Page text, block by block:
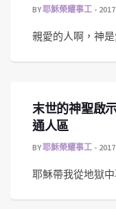
BY耶穌榮耀事工
親愛的人啊，神
末世的神聖啟
通人區
BY耶穌榮耀事工
耶穌帶我從地獄